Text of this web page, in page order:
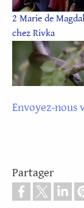
2 Marie de
chez Rivka
Envoyez-nous
Partager